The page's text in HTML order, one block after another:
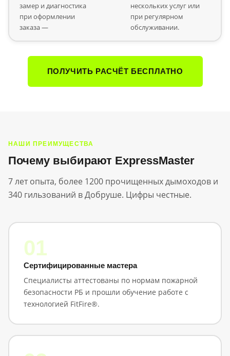
замер и диагностика
при оформлении
заказа —
нескольких услуг или
при регулярном
обслуживании.
ПОЛУЧИТЬ РАСЧЁТ БЕСПЛАТНО
НАШИ ПРЕИМУЩЕСТВА
Почему выбирают ExpressMaster
7 лет опыта, более 1200 прочищенных дымоходов и
340 гильзований в Добруше. Цифры честные.
01
Сертифицированные мастера
Специалисты аттестованы по нормам пожарной
безопасности РБ и прошли обучение работе с
технологией FitFire®.